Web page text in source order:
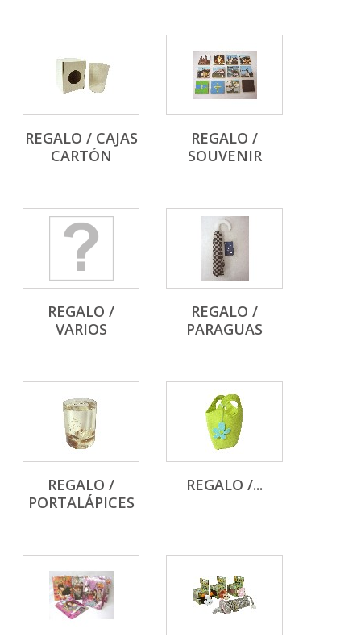
REGALO / CAJAS
CARTÓN
REGALO /
SOUVENIR
REGALO /
VARIOS
REGALO /
PARAGUAS
REGALO /
PORTALÁPICES
REGALO /...